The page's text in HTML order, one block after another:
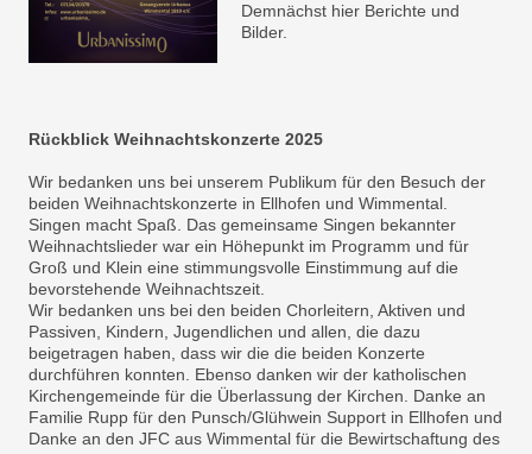
Demnächst hier Berichte und
Bilder.
Rückblick Weihnachtskonzerte 2025
Wir bedanken uns bei unserem Publikum für den Besuch der
beiden Weihnachtskonzerte in Ellhofen und Wimmental.
Singen macht Spaß. Das gemeinsame Singen bekannter
Weihnachtslieder war ein Höhepunkt im Programm und für
Groß und Klein eine stimmungsvolle Einstimmung auf die
bevorstehende Weihnachtszeit.
Wir bedanken uns bei den beiden Chorleitern, Aktiven und
Passiven, Kindern, Jugendlichen und allen, die dazu
beigetragen haben, dass wir die die beiden Konzerte
durchführen konnten. Ebenso danken wir der katholischen
Kirchengemeinde für die Überlassung der Kirchen. Danke an
Familie Rupp für den Punsch/Glühwein Support in Ellhofen und
Danke an den JFC aus Wimmental für die Bewirtschaftung des